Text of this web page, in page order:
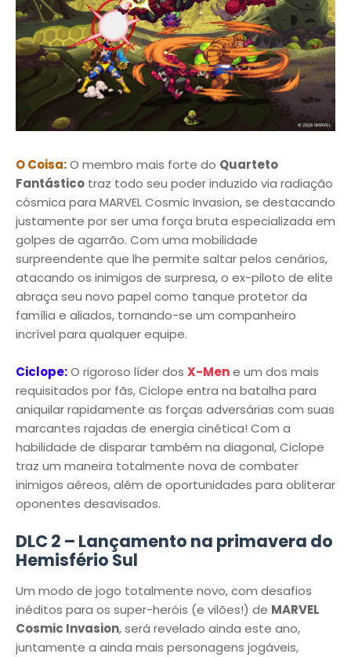
O Coisa:O membro mais forte do Quarteto
Fantástico traz todo seu poder induzido via radiação
cósmica para MARVEL Cosmic Invasion, se destacando
justamente por ser uma força bruta especializada em
golpes de agarrão. Com uma mobilidade
surpreendente que lhe permite saltar pelos cenários,
atacando os inimigos de surpresa, o ex-piloto de elite
abraça seu novo papel como tanque protetor da
família e aliados, tornando-se um companheiro
incrível para qualquer equipe.
Ciclope:O rigoroso líder dos X-Mene um dos mais
requisitados por fãs, Ciclope entra na batalha para
aniquilar rapidamente as forças adversárias com suas
marcantes rajadas de energia cinética! Com a
habilidade de disparar também na diagonal, Ciclope
traz um maneira totalmente nova de combater
inimigos aéreos, além de oportunidades para obliterar
oponentes desavisados.
DLC 2 – Lançamento na primavera do
Hemisfério Sul
Um modo de jogo totalmente novo, com desafios
inéditos para os super-heróis (e vilões!) de MARVEL
Cosmic Invasion, será revelado ainda este ano,
juntamente a ainda mais personagens jogáveis,